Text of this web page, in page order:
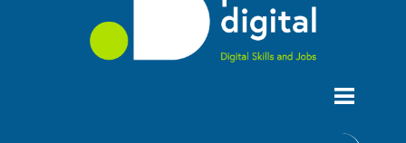
CIBERSEGURANÇA PARA CHEFIAS